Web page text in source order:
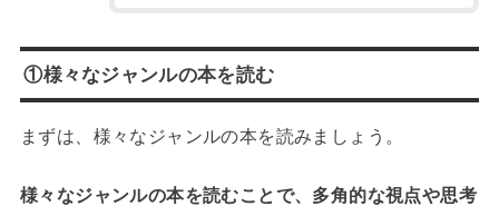
①様々なジャンルの本を読む
まずは、様々なジャンルの本を読みましょう。
様々なジャンルの本を読むことで、多角的な視点や思考